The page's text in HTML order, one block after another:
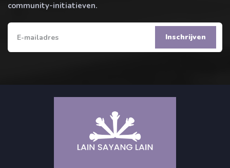
community-initiatieven.
Inschrijven